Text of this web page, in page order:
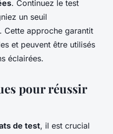
. Continuez le test
un seuil
Cette approche garantit
et peuvent être utilisés
éclairées.
pour réussir
de test, il est crucial